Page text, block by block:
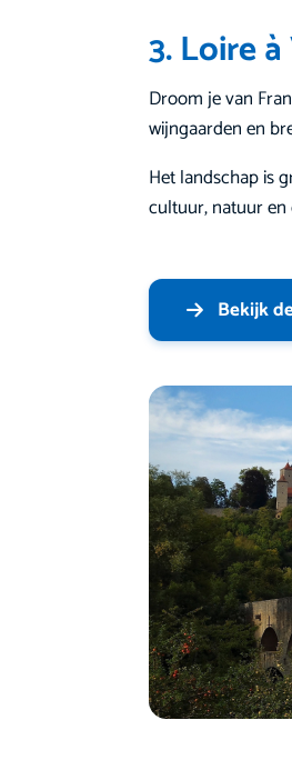
3. Loire
Droom je van
wijngaarden en
Het landschap is
cultuur, natuur
Bekijk